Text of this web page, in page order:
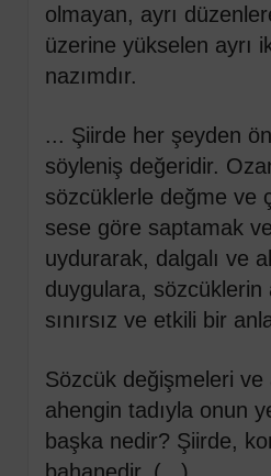
olmayan, ayrı
üzerine yükselen ayrı
nazımdır.
... Şiirde her şeyden
söyleniş değeridir.
sözcüklerle değme ve
sese göre saptamak
uydurarak, dalgalı ve
duygulara, sözcüklerin
sınırsız ve etkili bir
Sözcük değişmeleri ve
ahengin tadıyla onun
başka nedir? Şiirde,
bahanedir. (...)